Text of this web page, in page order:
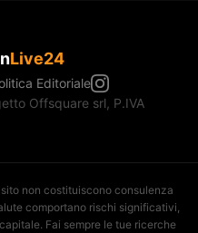
Live24
Editoriale
Offsquare srl, P.IVA
non costituiscono consulenza
comportano rischi significativi,
Fai sempre le tue ricerche